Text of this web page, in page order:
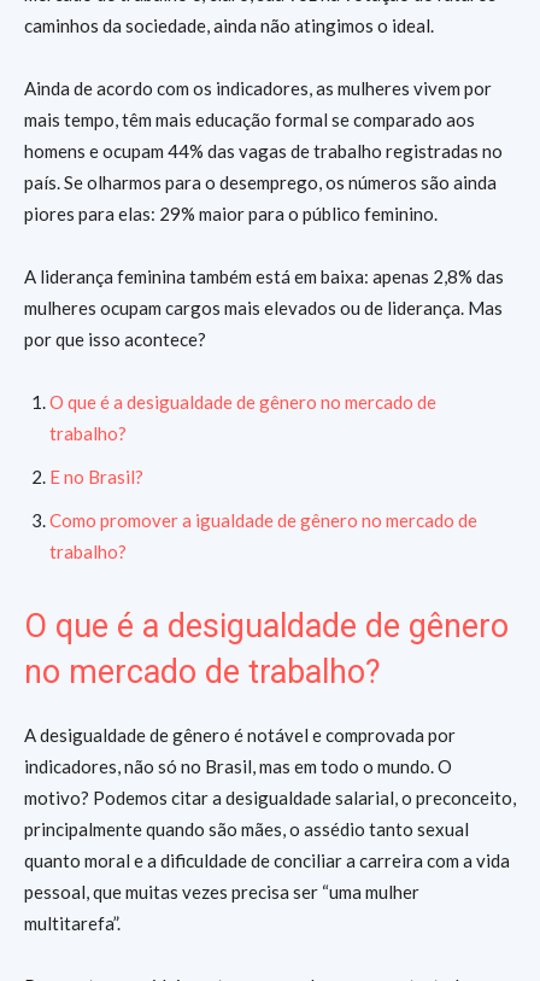
caminhos da sociedade, ainda não atingimos o ideal.
Ainda de acordo com os indicadores, as mulheres vivem por
mais tempo, têm mais educação formal se comparado aos
homens e ocupam 44% das vagas de trabalho registradas no
país. Se olharmos para o desemprego, os números são ainda
piores para elas: 29% maior para o público feminino.
A liderança feminina também está em baixa: apenas 2,8% das
mulheres ocupam cargos mais elevados ou de liderança. Mas
por que isso acontece?
O que é a desigualdade de gênero no mercado de
trabalho?
E no Brasil?
Como promover a igualdade de gênero no mercado de
trabalho?
O que é a desigualdade de gênero
no mercado de trabalho?
A desigualdade de gênero é notável e comprovada por
indicadores, não só no Brasil, mas em todo o mundo. O
motivo? Podemos citar a desigualdade salarial, o preconceito,
principalmente quando são mães, o assédio tanto sexual
quanto moral e a dificuldade de conciliar a carreira com a vida
pessoal, que muitas vezes precisa ser “uma mulher
multitarefa”.